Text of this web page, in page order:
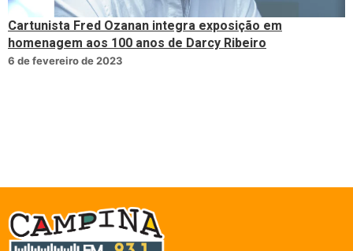
Cartunista Fred Ozanan integra exposição em
homenagem aos 100 anos de Darcy Ribeiro
6 de fevereiro de 2023